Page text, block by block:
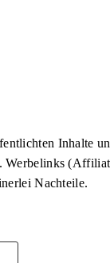
Inhalte
Werbelinks
Nachteile.